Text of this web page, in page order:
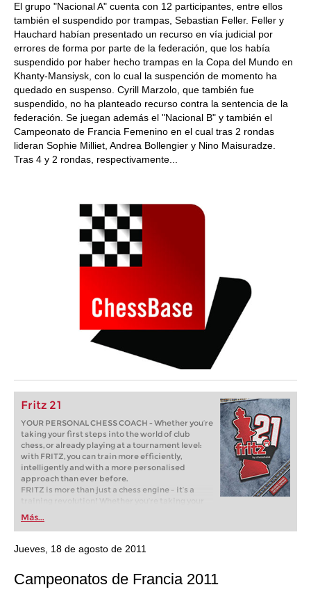
El grupo "Nacional A" cuenta con 12 participantes, entre ellos
también el suspendido por trampas, Sebastian Feller. Feller y
Hauchard habían presentado un recurso en vía judicial por
errores de forma por parte de la federación, que los había
suspendido por haber hecho trampas en la Copa del Mundo en
Khanty-Mansiysk, con lo cual la suspención de momento ha
quedado en suspenso. Cyrill Marzolo, que también fue
suspendido, no ha planteado recurso contra la sentencia de la
federación. Se juegan además el "Nacional B" y también el
Campeonato de Francia Femenino en el cual tras 2 rondas
lideran Sophie Milliet, Andrea Bollengier y Nino Maisuradze.
Tras 4 y 2 rondas, respectivamente...
Fritz 21
YOUR PERSONAL CHESS COACH - Whether you’re
taking your first steps into the world of club
chess, or already playing at a tournament level:
with FRITZ, you can train more efficiently,
intelligently and with a more personalised
approach than ever before.
FRITZ is more than just a chess engine – it’s a
training revolution! Whether you’re taking your
first steps into the world of club chess, or already
playing at a tournament level: with FRITZ, you can
train more efficiently, intelligently and with a
more personalised approach than ever before.
Más...
Jueves, 18 de agosto de 2011
Campeonatos de Francia 2011